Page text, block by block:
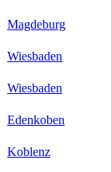
Magdeburg
Wiesbaden
Wiesbaden
Edenkoben
Koblenz